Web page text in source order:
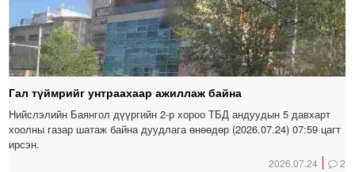
Гал түймрийг унтраахаар ажиллаж байна
Нийслэлийн Баянгол дүүргийн 2-р хороо ТБД андуудын 5 давхарт
хоолны газар шатаж байна дуудлага өнөөдөр (2026.07.24) 07:59 цагт
ирсэн.
2026.07.24 2